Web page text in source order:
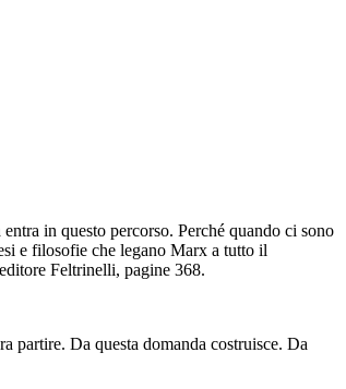
in questo percorso. Perché quando ci sono
e filosofie che legano Marx a tutto il
Feltrinelli, pagine 368.
partire. Da questa domanda costruisce. Da